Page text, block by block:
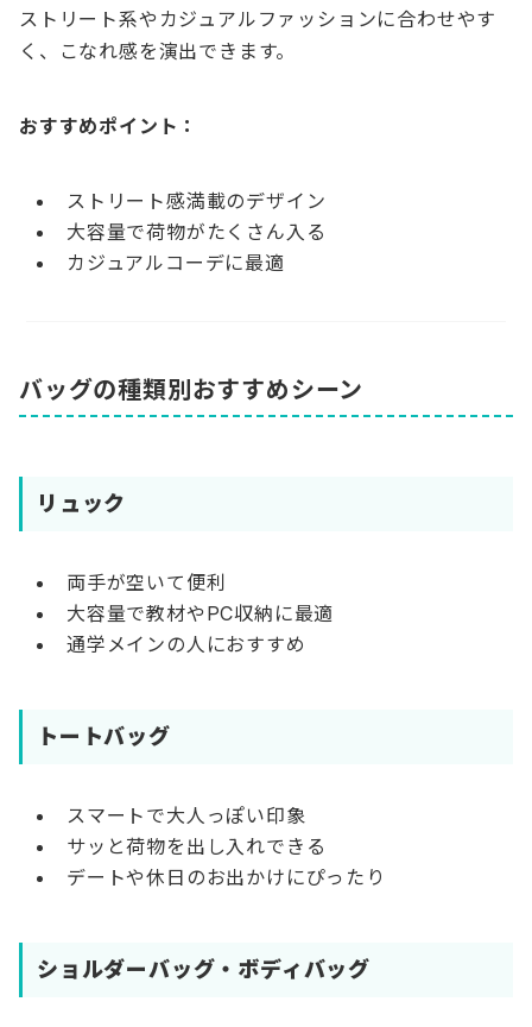
ストリート系やカジュアルファッションに合わせやす
く、こなれ感を演出できます。
おすすめポイント：
ストリート感満載のデザイン
大容量で荷物がたくさん入る
カジュアルコーデに最適
バッグの種類別おすすめシーン
リュック
両手が空いて便利
大容量で教材やPC収納に最適
通学メインの人におすすめ
トートバッグ
スマートで大人っぽい印象
サッと荷物を出し入れできる
デートや休日のお出かけにぴったり
ショルダーバッグ・ボディバッグ